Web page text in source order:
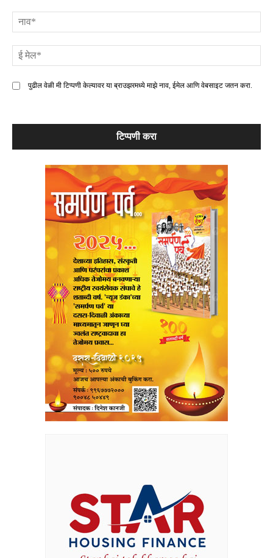
पुढील वेळी मी टिप्पणी केल्यावर या ब्राउझरमध्ये माझे नाव, ईमेल आणि वेबसाइट जतन करा.